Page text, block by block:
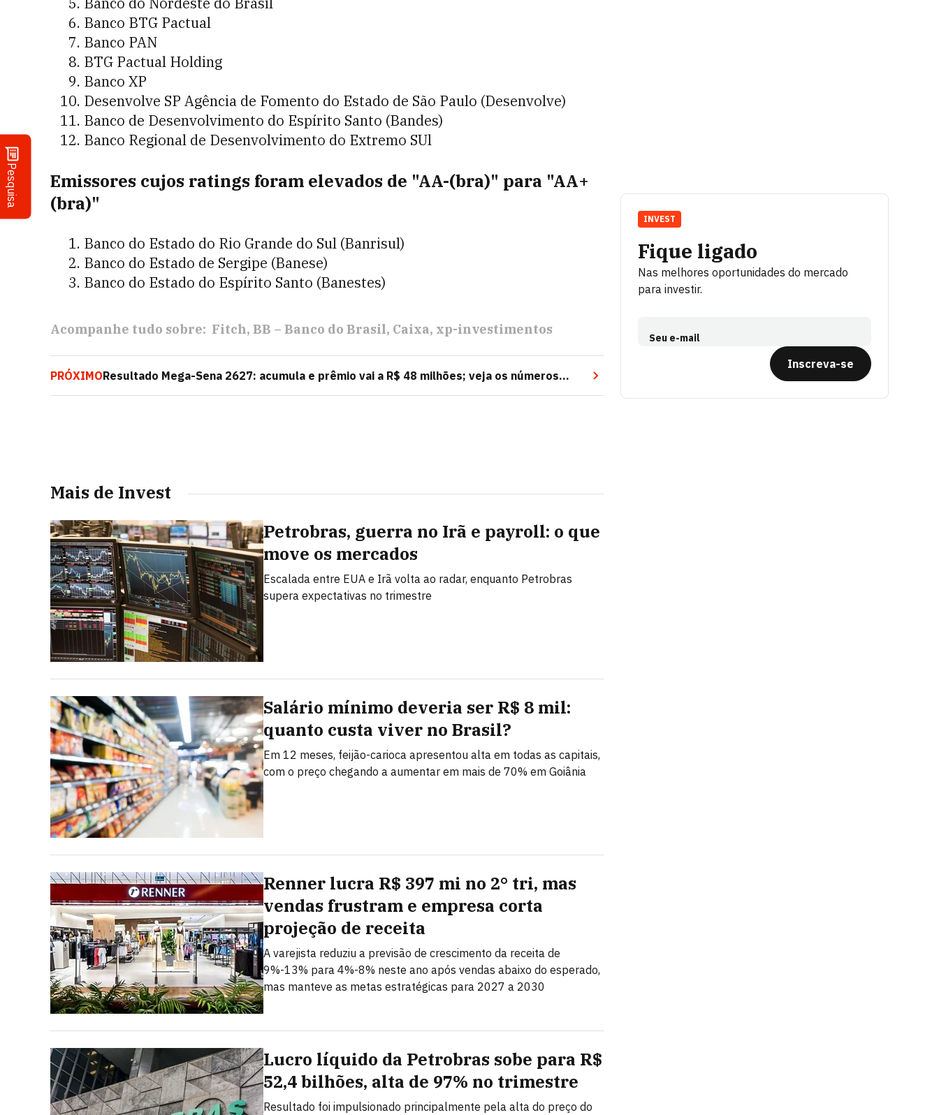
Pesquisa
Banco BTG Pactual
Banco PAN
BTG Pactual Holding
Banco XP
Desenvolve SP Agência de Fomento do Estado de São Paulo (Desenvolve)
Banco de Desenvolvimento do Espírito Santo (Bandes)
Banco Regional de Desenvolvimento do Extremo SUl
Emissores cujos ratings foram elevados de "AA-(bra)" para "AA+
(bra)"
Banco do Estado do Rio Grande do Sul (Banrisul)
Banco do Estado de Sergipe (Banese)
Banco do Estado do Espírito Santo (Banestes)
Acompanhe tudo sobre: Fitch BB – Banco do Brasil Caixa xp-investimentos
PRÓXIMOResultado Mega-Sena 2627: acumula e prêmio vai a R$ 48 milhões; veja os números
sorteados
Mais de Invest
Petrobras, guerra no Irã e payroll: o que
move os mercados
Escalada entre EUA e Irã volta ao radar, enquanto Petrobras
supera expectativas no trimestre
Salário mínimo deveria ser R$ 8 mil:
quanto custa viver no Brasil?
Em 12 meses, feijão-carioca apresentou alta em todas as capitais,
com o preço chegando a aumentar em mais de 70% em Goiânia
Renner lucra R$ 397 mi no 2° tri, mas
vendas frustram e empresa corta
projeção de receita
A varejista reduziu a previsão de crescimento da receita de
9%-13% para 4%-8% neste ano após vendas abaixo do esperado,
mas manteve as metas estratégicas para 2027 a 2030
Lucro líquido da Petrobras sobe para R$
52,4 bilhões, alta de 97% no trimestre
Resultado foi impulsionado principalmente pela alta do preço do
Fique ligado
Nas melhores oportunidades do mercado
para investir.
Seu e-mail
Inscreva-se
INVEST